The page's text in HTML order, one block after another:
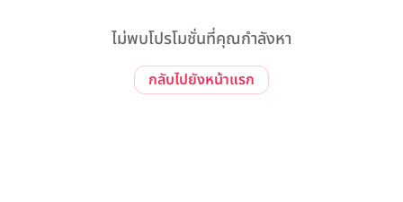
ไม่พบโปรโมชั่นที่คุณกำลังหา
กลับไปยังหน้าแรก